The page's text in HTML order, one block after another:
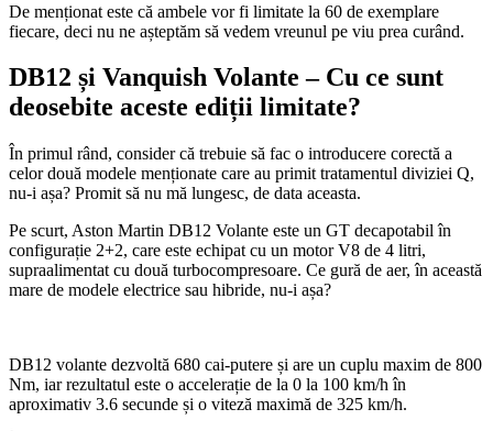
De menționat este că ambele vor fi limitate la 60 de exemplare
fiecare, deci nu ne așteptăm să vedem vreunul pe viu prea curând.
DB12 și Vanquish Volante – Cu ce sunt
deosebite aceste ediții limitate?
În primul rând, consider că trebuie să fac o introducere corectă a
celor două modele menționate care au primit tratamentul diviziei Q,
nu-i așa? Promit să nu mă lungesc, de data aceasta.
Pe scurt, Aston Martin DB12 Volante este un GT decapotabil în
configurație 2+2, care este echipat cu un motor V8 de 4 litri,
supraalimentat cu două turbocompresoare. Ce gură de aer, în această
mare de modele electrice sau hibride, nu-i așa?
DB12 volante dezvoltă 680 cai-putere și are un cuplu maxim de 800
Nm, iar rezultatul este o accelerație de la 0 la 100 km/h în
aproximativ 3.6 secunde și o viteză maximă de 325 km/h.